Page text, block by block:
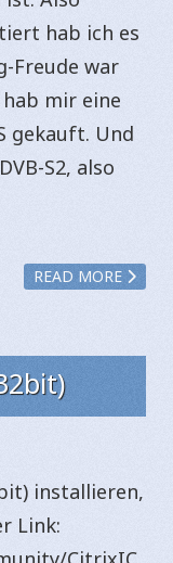
hab ich es
Freude war
hab mir eine
gekauft. Und
S2, also
READ MORE
installieren,
Link: